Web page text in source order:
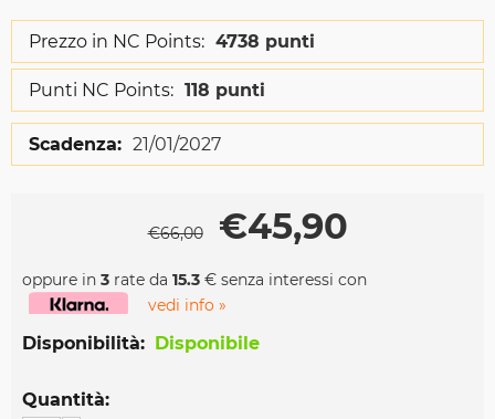
Prezzo in NC Points: 4738 punti
Punti NC Points: 118 punti
Scadenza: 21/01/2027
€66,00 €45,90
oppure in 3 rate da 15.3 € senza interessi con
vedi info »
Disponibilità: Disponibile
Quantità: